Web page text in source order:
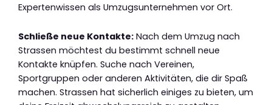
Expertenwissen als Umzugsunternehmen vor Ort.
Schließe neue Kontakte: Nach dem Umzug nach
Strassen möchtest du bestimmt schnell neue
Kontakte knüpfen. Suche nach Vereinen,
Sportgruppen oder anderen Aktivitäten, die dir Spaß
machen. Strassen hat sicherlich einiges zu bieten, um